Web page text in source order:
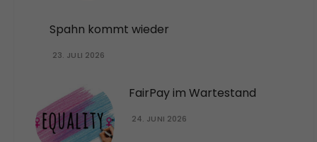
Spahn kommt wieder
23. JULI 2026
FairPay im Wartestand
24. JUNI 2026